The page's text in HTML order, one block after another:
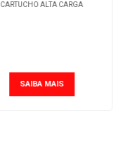
CARTUCHO ALTA CARGA
SAIBA MAIS